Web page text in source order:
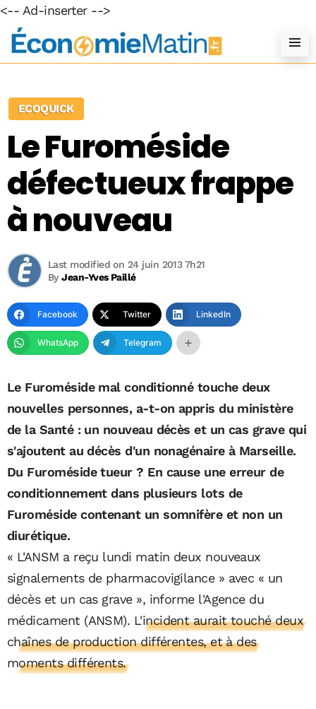
<-- Ad-inserter -->
ECOQUICK
Le Furoméside
défectueux frappe
à nouveau
ByJean-Yves Paillé
Last modified on 24 juin 2013 7h21
Facebook Twitter LinkedIn
WhatsApp Telegram
Le Furoméside mal conditionné touche deux
nouvelles personnes, a-t-on appris du ministère
de la Santé : un nouveau décès et un cas grave qui
s'ajoutent au décès d'un nonagénaire à Marseille.
Du Furoméside tueur ? En cause une erreur de
conditionnement dans plusieurs lots de
Furoméside contenant un somnifère et non un
diurétique.
« L'ANSM a reçu lundi matin deux nouveaux
signalements de pharmacovigilance » avec « un
décès et un cas grave », informe l'Agence du
médicament (ANSM). L'incident aurait touché deux
chaînes de production différentes, et à des
moments différents.